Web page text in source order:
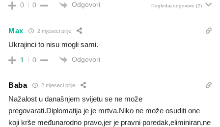
0 0 Odgovori Pogledaj odgovore (2)
Max 2 mjeseci prije
Ukrajinci to nisu mogli sami.
1 0 Odgovori
Baba 2 mjeseci prije
Nažalost u današnjem svijetu se ne može
pregovarati.Diplomatija je je mrtva.Niko ne može osuditi one
koji krše međunarodno pravo,jer je pravni poredak,eliminiran,ne